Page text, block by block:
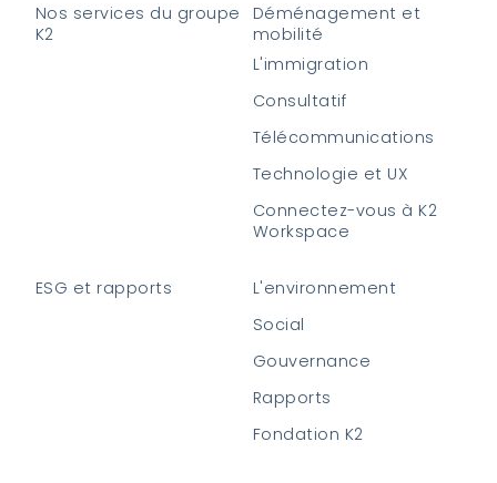
Nos services du groupe
K2
Déménagement et
mobilité
L'immigration
Consultatif
Télécommunications
Technologie et UX
Connectez-vous à K2
Workspace
ESG et rapports
L'environnement
Social
Gouvernance
Rapports
Fondation K2